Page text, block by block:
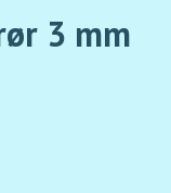
3 mm